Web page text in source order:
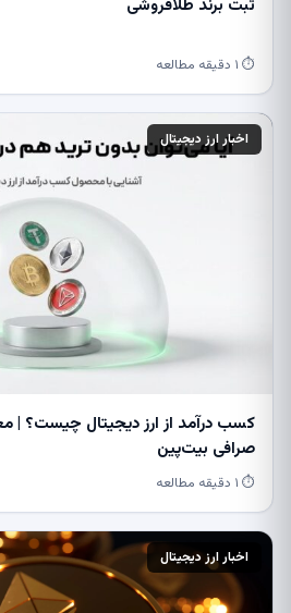
ثبت برند طلافروشی
⏱ ۱ دقیقه مطالعه
اخبار ارز دیجیتال
کسب درآمد از ارز دیجیتال چیست؟ |
صرافی بیت‌پین
⏱ ۱ دقیقه مطالعه
اخبار ارز دیجیتال